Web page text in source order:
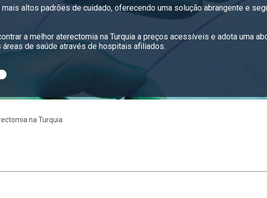
altos padrões de cuidado, oferecendo uma solução abrangente e
a melhor aterectomia na Turquia a preços acessíveis e adota uma
de saúde através de hospitais afiliados.
na Turquia